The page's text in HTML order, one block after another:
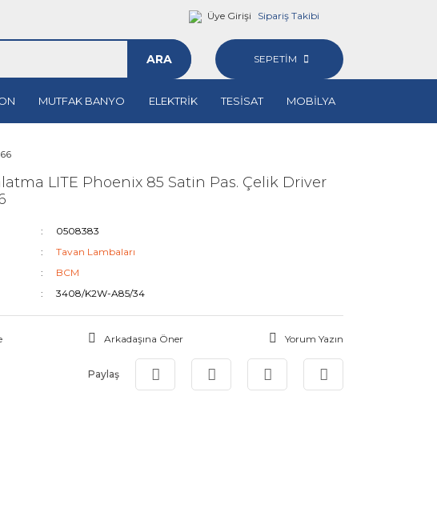
Üye Girişi Sipariş Takibi
ARA SEPETİM
MUTFAK BANYO ELEKTRİK TESİSAT MOBİLYA
LITE Phoenix 85 Satin Pas. Çelik Driver
0508383
Tavan Lambaları
BCM
3408/K2W-A85/34
Arkadaşına Öner Yorum Yazın
Paylaş